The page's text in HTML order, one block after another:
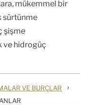
mükemmel bir
sürtünme
şişme
ve hidrogüç
VE BURÇLAR ›